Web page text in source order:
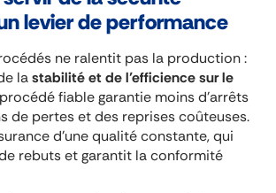
levier de performance
ne ralentit pas la production :
lastabilité et de l’efficience sur le
fiable garantie moins d’arrêts
de pertes et des reprises coûteuses.
d’une qualité constante, qui
rebuts et garantit la conformité